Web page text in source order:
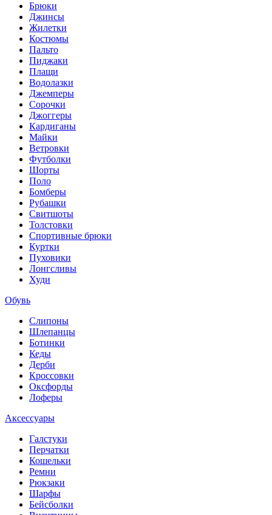
Брюки
Джинсы
Жилетки
Костюмы
Пальто
Пиджаки
Плащи
Водолазки
Джемперы
Сорочки
Джоггеры
Кардиганы
Майки
Ветровки
Футболки
Шорты
Поло
Бомберы
Рубашки
Свитшоты
Толстовки
Спортивные брюки
Куртки
Пуховики
Лонгсливы
Худи
Обувь
Слипоны
Шлепанцы
Ботинки
Кеды
Дерби
Кроссовки
Оксфорды
Лоферы
Аксессуары
Галстуки
Перчатки
Кошельки
Ремни
Рюкзаки
Шарфы
Бейсболки